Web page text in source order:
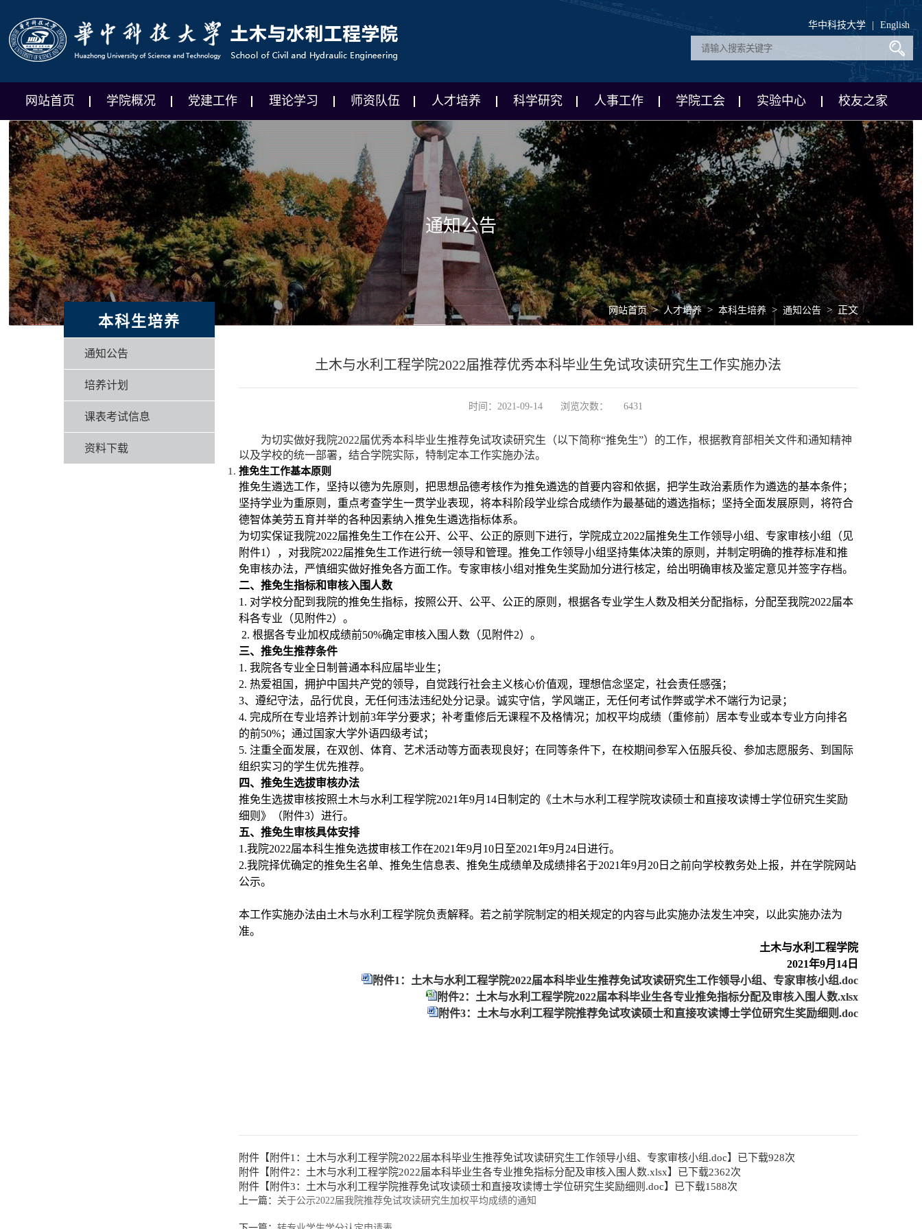
华中科技大学 English
网站首页 学院概况 党建工作 理论学习 师资队伍 人才培养 科学研究 人事工作 学院工会 实验中心 校友之家
通知公告
本科生培养
通知公告
培养计划
课表考试信息
资料下载
网站首页 > 人才培养 > 本科生培养 > 通知公告 >正文
土木与水利工程学院2022届推荐优秀本科毕业生免试攻读研究生工作实施办法
时间：2021-09-14 浏览次数： 6431
为切实做好我院2022届优秀本科毕业生推荐免试攻读研究生（以下简称“推免生”）的工作，根据教育部相关文件和通知精神
以及学校的统一部署，结合学院实际，特制定本工作实施办法。
推免生工作基本原则
推免生遴选工作，坚持以德为先原则，把思想品德考核作为推免遴选的首要内容和依据，把学生政治素质作为遴选的基本条件；
坚持学业为重原则，重点考查学生一贯学业表现，将本科阶段学业综合成绩作为最基础的遴选指标；坚持全面发展原则，将符合
德智体美劳五育并举的各种因素纳入推免生遴选指标体系。
为切实保证我院2022届推免生工作在公开、公平、公正的原则下进行，学院成立2022届推免生工作领导小组、专家审核小组（见
附件1 ），对我院2022届推免生工作进行统一领导和管理。推免工作领导小组坚持集体决策的原则，并制定明确的推荐标准和推
免审核办法，严慎细实做好推免各方面工作。专家审核小组对推免生奖励加分进行核定，给出明确审核及鉴定意见并签字存档。
二、推免生指标和审核入围人数
1. 对学校分配到我院的推免生指标，按照公开、公平、公正的原则，根据各专业学生人数及相关分配指标，分配至我院2022届本
科各专业（见附件2）。
2. 根据各专业加权成绩前50%确定审核入围人数（见附件2）。
三、推免生推荐条件
1.我院各专业全日制普通本科应届毕业生；
2.热爱祖国，拥护中国共产党的领导，自觉践行社会主义核心价值观，理想信念坚定，社会责任感强；
3、遵纪守法，品行优良，无任何违法违纪处分记录。诚实守信，学风端正，无任何考试作弊或学术不端行为记录；
4.完成所在专业培养计划前3年学分要求；补考重修后无课程不及格情况；加权平均成绩（重修前）居本专业或本专业方向排名
的前50%；通过国家大学外语四级考试；
5.注重全面发展，在双创、体育、艺术活动等方面表现良好；在同等条件下，在校期间参军入伍服兵役、参加志愿服务、到国际
组织实习的学生优先推荐。
四、推免生选拔审核办法
推免生选拔审核按照土木与水利工程学院2021年9月 14 日制定的《土木与水利工程学院攻读硕士和直接攻读博士学位研究生奖励
细则》（附件3）进行。
五、推免生审核具体安排
1.我院2022届本科生推免选拔审核工作在2021年9月 10 日至2021年9月 24 日进行。
2.我院择优确定的推免生名单、推免生信息表、推免生成绩单及成绩排名于2021年9月 20 日之前向学校教务处上报，并在学院网站
公示。
本工作实施办法由土木与水利工程学院负责解释。若之前学院制定的相关规定的内容与此实施办法发生冲突，以此实施办法为
准。
土木与水利工程学院
2021年9月 14日
附件1：土木与水利工程学院2022届本科毕业生推荐免试攻读研究生工作领导小组、专家审核小组.doc
附件2：土木与水利工程学院2022届本科毕业生各专业推免指标分配及审核入围人数.xlsx
附件3：土木与水利工程学院推荐免试攻读硕士和直接攻读博士学位研究生奖励细则.doc
附件【 附件1：土木与水利工程学院2022届本科毕业生推荐免试攻读研究生工作领导小组、专家审核小组.doc】已下载928次
附件【 附件2：土木与水利工程学院2022届本科毕业生各专业推免指标分配及审核入围人数.xlsx】已下载2362次
附件【 附件3：土木与水利工程学院推荐免试攻读硕士和直接攻读博士学位研究生奖励细则.doc】已下载1588次
上一篇： 关于公示2022届我院推荐免试攻读研究生加权平均成绩的通知